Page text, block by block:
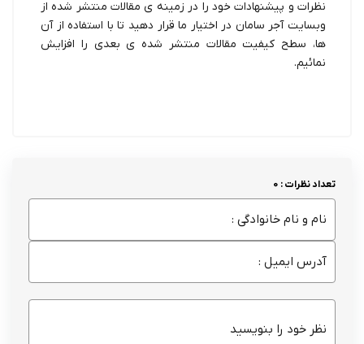
نظرات و پیشنهادات خود را در زمینه ی مقالات منتشر شده از
وبسایت آجر سامان در اختیار ما قرار دهید تا با استفاده از آن
ها، سطح کیفیت مقالات منتشر شده ی بعدی را افزایش
نمائیم.
تعداد نظرات : 0